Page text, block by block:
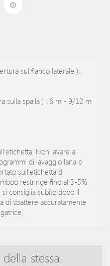
sul fianco laterale ) :
sulla spalla ) : 6 m - 9/12 m
Non lavare a
di lavaggio lana o
sull'etichetta di
restringe fino al 3-5%
consiglia subito dopo il
di sbattere accuratamente
stessa